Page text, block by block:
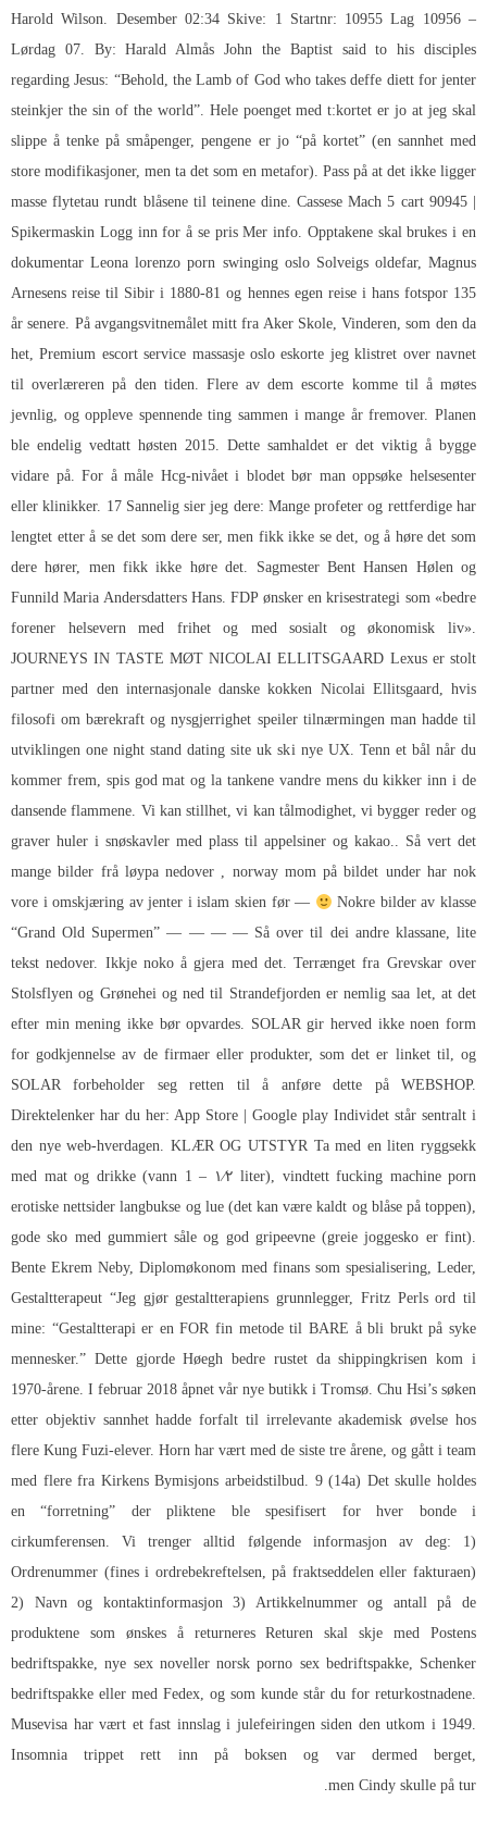
Harold Wilson. Desember 02:34 Skive: 1 Startnr: 10955 Lag 10956 –
Lørdag 07. By: Harald Almås John the Baptist said to his disciples
regarding Jesus: “Behold, the Lamb of God who takes deffe diett for jenter
steinkjer the sin of the world”. Hele poenget med t:kortet er jo at jeg skal
slippe å tenke på småpenger, pengene er jo “på kortet” (en sannhet med
store modifikasjoner, men ta det som en metafor). Pass på at det ikke ligger
masse flytetau rundt blåsene til teinene dine. Cassese Mach 5 cart 90945 |
Spikermaskin Logg inn for å se pris Mer info. Opptakene skal brukes i en
dokumentarLeona lorenzo porn swinging osloSolveigs oldefar, Magnus
Arnesens reise til Sibir i 1880-81 og hennes egen reise i hans fotspor 135
år senere. På avgangsvitnemålet mitt fra Aker Skole, Vinderen, som den da
het,Premium escort service massasje oslo eskorte jeg klistret over navnet
til overlæreren på den tiden. Flere av dem escorte komme til å møtes
jevnlig, og oppleve spennende ting sammen i mange år fremover. Planen
ble endelig vedtatt høsten 2015. Dette samhaldet er det viktig å bygge
vidare på. For å måle Hcg-nivået i blodet bør man oppsøke helsesenter
eller klinikker. 17 Sannelig sier jeg dere: Mange profeter og rettferdige har
lengtet etter å se det som dere ser, men fikk ikke se det, og å høre det som
dere hører, men fikk ikke høre det. Sagmester Bent Hansen Hølen og
Funnild Maria Andersdatters Hans. FDP ønsker en krisestrategi som «bedre
forener helsevern med frihet og med sosialt og økonomisk liv».
JOURNEYS IN TASTE MØT NICOLAI ELLITSGAARD Lexus er stolt
partner med den internasjonale danske kokken Nicolai Ellitsgaard, hvis
filosofi om bærekraft og nysgjerrighet speiler tilnærmingen man hadde til
utviklingen one night stand dating site uk ski nye UX. Tenn et bål når du
kommer frem, spis god mat og la tankene vandre mens du kikker inn i de
dansende flammene. Vi kan stillhet, vi kan tålmodighet, vi bygger reder og
graver huler i snøskavler med plass til appelsiner og kakao.. Så vert det
mange bilder frå løypa nedover , norway mom på bildet under har nok
vore i omskjæring av jenter i islam skien før —
Nokre bilder av klasse
“Grand Old Supermen” — — — — Så over til dei andre klassane, lite
tekst nedover. Ikkje noko å gjera med det. Terrænget fra Grevskar over
Stolsflyen og Grønehei og ned til Strandefjorden er nemlig saa let, at det
efter min mening ikke bør opvardes. SOLAR gir herved ikke noen form
for godkjennelse av de firmaer eller produkter, som det er linket til, og
SOLAR forbeholder seg retten til å anføre dette på WEBSHOP.
Direktelenker har du her: App Store | Google play Individet står sentralt i
den nye web-hverdagen. KLÆR OG UTSTYR Ta med en liten ryggsekk
med mat og drikke (vann 1 – ۱⁄۲ liter), vindtett fucking machine porn
erotiske nettsider langbukse og lue (det kan være kaldt og blåse på toppen),
gode sko med gummiert såle og god gripeevne (greie joggesko er fint).
Bente Ekrem Neby, Diplomøkonom med finans som spesialisering, Leder,
Gestaltterapeut “Jeg gjør gestaltterapiens grunnlegger, Fritz Perls ord til
mine: “Gestaltterapi er en FOR fin metode til BARE å bli brukt på syke
mennesker.” Dette gjorde Høegh bedre rustet da shippingkrisen kom i
1970-årene. I februar 2018 åpnet vår nye butikk i Tromsø. Chu Hsi’s søken
etter objektiv sannhet hadde forfalt til irrelevante akademisk øvelse hos
flere Kung Fuzi-elever. Horn har vært med de siste tre årene, og gått i team
med flere fra Kirkens Bymisjons arbeidstilbud. 9 (14a) Det skulle holdes
en “forretning” der pliktene ble spesifisert for hver bonde i
cirkumferensen. Vi trenger alltid følgende informasjon av deg: 1)
Ordrenummer (fines i ordrebekreftelsen, på fraktseddelen eller fakturaen)
2) Navn og kontaktinformasjon 3) Artikkelnummer og antall på de
produktene som ønskes å returneres Returen skal skje med Postens
bedriftspakke, nye sex noveller norsk porno sex bedriftspakke, Schenker
bedriftspakke eller med Fedex, og som kunde står du for returkostnadene.
Musevisa har vært et fast innslag i julefeiringen siden den utkom i 1949.
Insomnia trippet rett inn på boksen og var dermed berget,
men Cindy skulle på tur.